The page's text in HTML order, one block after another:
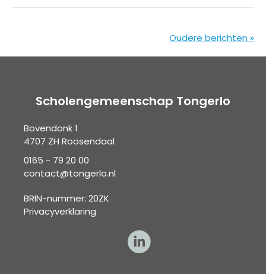
Oudere berichten »
Scholengemeenschap Tongerlo
Bovendonk 1
4707 ZH Roosendaal
0165 - 79 20 00
contact@tongerlo.nl
BRIN-nummer: 20ZK
Privacyverklaring